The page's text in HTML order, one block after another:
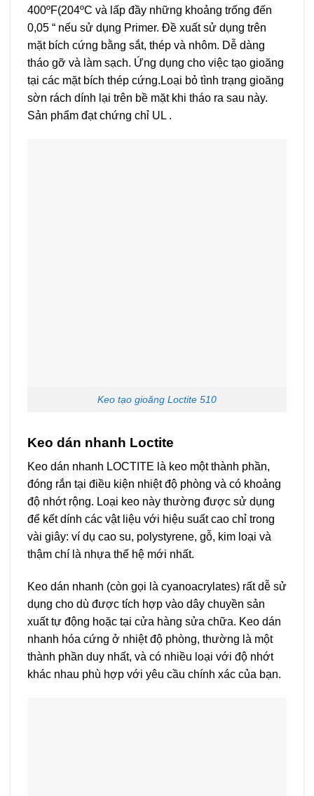
400ºF(204ºC và lấp đầy những khoảng trống đến
0,05 “ nếu sử dụng Primer. Đề xuất sử dụng trên
mặt bích cứng bằng sắt, thép và nhôm. Dễ dàng
tháo gỡ và làm sạch. Ứng dụng cho việc tạo gioăng
tại các mặt bích thép cứng.Loại bỏ tình trạng gioăng
sờn rách dính lại trên bề mặt khi tháo ra sau này.
Sản phẩm đạt chứng chỉ UL .
Keo tạo gioăng Loctite 510
Keo dán nhanh Loctite
Keo dán nhanh LOCTITE là keo một thành phần,
đóng rắn tại điều kiện nhiệt độ phòng và có khoảng
độ nhớt rộng. Loại keo này thường được sử dụng
để kết dính các vật liệu với hiệu suất cao chỉ trong
vài giây: ví dụ cao su, polystyrene, gỗ, kim loại và
thậm chí là nhựa thế hệ mới nhất.
Keo dán nhanh (còn gọi là cyanoacrylates) rất dễ sử
dụng cho dù được tích hợp vào dây chuyền sản
xuất tự động hoặc tại cửa hàng sửa chữa. Keo dán
nhanh hóa cứng ở nhiệt độ phòng, thường là một
thành phần duy nhất, và có nhiều loại với độ nhớt
khác nhau phù hợp với yêu cầu chính xác của bạn.